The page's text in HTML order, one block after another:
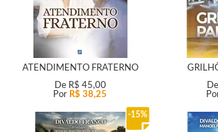
ATENDIMENTO FRATERNO
De R$ 45,00
Por R$ 38,25
De
15%